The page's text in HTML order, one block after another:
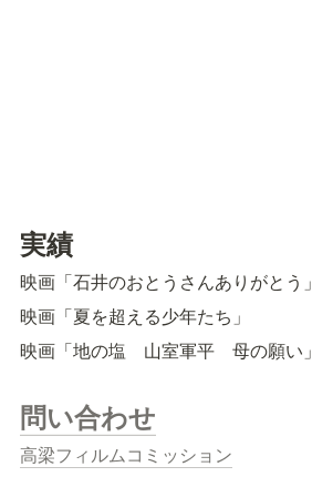
実績
映画「石井のおとうさんありがとう」
映画「夏を超える少年たち」
映画「地の塩　山室軍平　母の願い」
問い合わせ
高梁フィルムコミッション